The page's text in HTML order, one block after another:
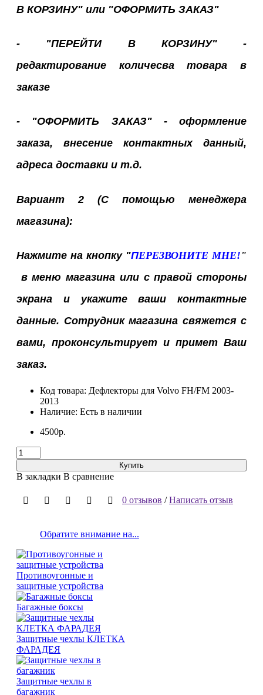
В КОРЗИНУ" или "ОФОРМИТЬ ЗАКАЗ"
- "ПЕРЕЙТИ В КОРЗИНУ" -
редактирование количесва товара в
заказе
- "ОФОРМИТЬ ЗАКАЗ" - оформление
заказа, внесение контактных данный,
адреса доставки и т.д.
Вариант 2 (С помощью менеджера
магазина):
Нажмите на кнопку "ПЕРЕЗВОНИТЕ МНЕ! "
в меню магазина или с правой стороны
экрана и укажите ваши контактные
данные. Сотрудник магазина свяжется с
вами, проконсультирует и примет Ваш
заказ.
Код товара: Дефлекторы для Volvo FH/FM 2003-
2013
Наличие: Есть в наличии
4500р.
Купить
В закладки В сравнение
0 отзывов /Написать отзыв
Обратите внимание на...
Противоугонные и
защитные устройства
Багажные боксы
Защитные чехлы КЛЕТКА
ФАРАДЕЯ
Защитные чехлы в
багажник